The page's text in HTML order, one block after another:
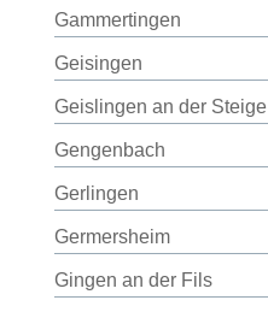
Gammertingen
Geisingen
Geislingen an der Steige
Gengenbach
Gerlingen
Germersheim
Gingen an der Fils